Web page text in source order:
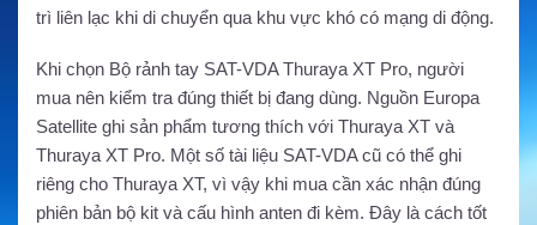
trì liên lạc khi di chuyển qua khu vực khó có mạng di động.
Khi chọn Bộ rảnh tay SAT-VDA Thuraya XT Pro, người
mua nên kiểm tra đúng thiết bị đang dùng. Nguồn Europa
Satellite ghi sản phẩm tương thích với Thuraya XT và
Thuraya XT Pro. Một số tài liệu SAT-VDA cũ có thể ghi
riêng cho Thuraya XT, vì vậy khi mua cần xác nhận đúng
phiên bản bộ kit và cấu hình anten đi kèm. Đây là cách tốt